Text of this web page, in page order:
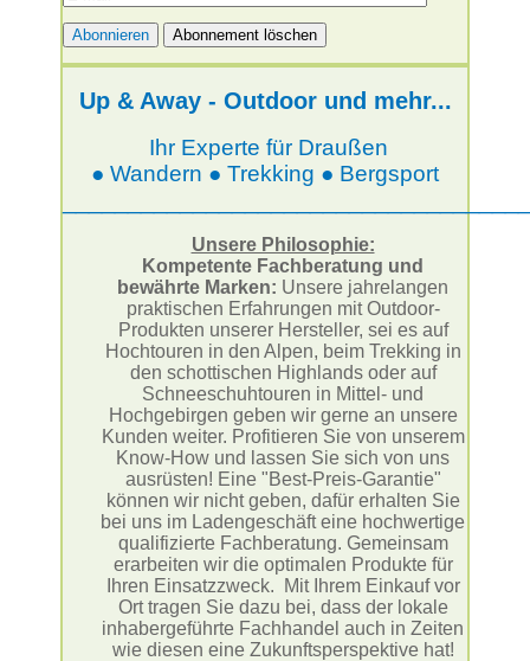
Up & Away - Outdoor und mehr...
Ihr Experte für Draußen
● Wandern ● Trekking ● Bergsport
Unsere Philosophie:
Kompetente Fachberatung und
bewährte Marken: Unsere jahrelangen
praktischen Erfahrungen mit Outdoor-
Produkten unserer Hersteller, sei es auf
Hochtouren in den Alpen, beim Trekking in
den schottischen Highlands oder auf
Schneeschuhtouren in Mittel- und
Hochgebirgen geben wir gerne an unsere
Kunden weiter. Profitieren Sie von unserem
Know-How und lassen Sie sich von uns
ausrüsten! Eine "Best-Preis-Garantie"
können wir nicht geben, dafür erhalten Sie
bei uns im Ladengeschäft eine hochwertige
qualifizierte Fachberatung. Gemeinsam
erarbeiten wir die optimalen Produkte für
Ihren Einsatzzweck. Mit Ihrem Einkauf vor
Ort tragen Sie dazu bei, dass der lokale
inhabergeführte Fachhandel auch in Zeiten
wie diesen eine Zukunftsperspektive hat!